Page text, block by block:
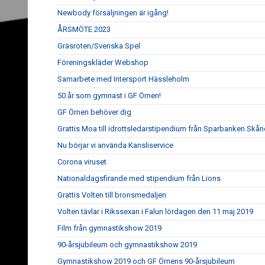
Newbody försäljningen är igång!
ÅRSMÖTE 2023
Gräsroten/Svenska Spel
Föreningskläder Webshop
Samarbete med Intersport Hässleholm
50 år som gymnast i GF Örnen!
GF Örnen behöver dig
Grattis Moa till idrottsledarstipendium från Sparbanken
Nu börjar vi använda Kansliservice
Corona viruset
Nationaldagsfirande med stipendium från Lions
Grattis Volten till bronsmedaljen
Volten tävlar i Rikssexan i Falun lördagen den 11 maj 2019
Film från gymnastikshow 2019
90-årsjubileum och gymnastikshow 2019
Gymnastikshow 2019 och GF Örnens 90-årsjubileum